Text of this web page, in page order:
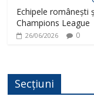
Echipele românești
Champions League
26/06/2026 0
Secțiuni